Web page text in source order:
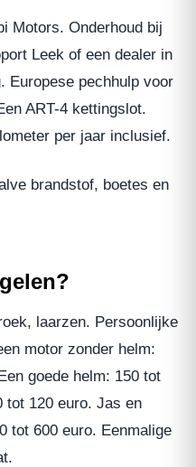
Motors. Onderhoud bij
Leek of een dealer in
Europese pechhulp voor
ART-4 kettingslot.
per jaar inclusief.
brandstof, boetes en
laarzen. Persoonlijke
motor zonder helm:
goede helm: 150 tot
tot 120 euro. Jas en
tot 600 euro. Eenmalige